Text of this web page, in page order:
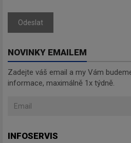
Odeslat
NOVINKY EMAILEM
Zadejte váš email a my Vám
informace, maximálně 1x týdně.
INFOSERVIS